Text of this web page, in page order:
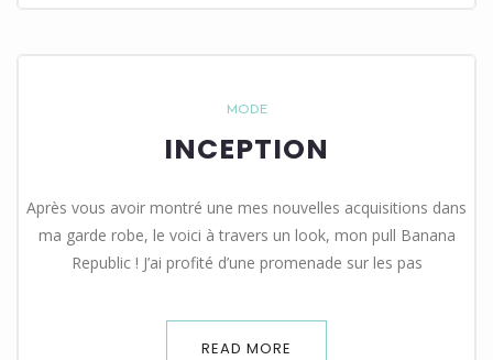
MODE
INCEPTION
Après vous avoir montré une mes nouvelles acquisitions dans
ma garde robe, le voici à travers un look, mon pull Banana
Republic ! J’ai profité d’une promenade sur les pas
READ MORE